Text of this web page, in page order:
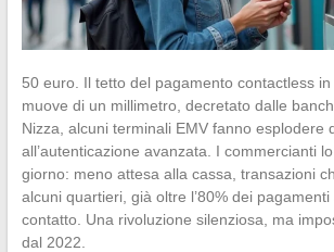
50 euro. Il tetto del pagamento contactless
muove di un millimetro, decretato dalle
Nizza, alcuni terminali EMV fanno esplodere
all’autenticazione avanzata. I commercianti
giorno: meno attesa alla cassa, transazioni
alcuni quartieri, già oltre l’80% dei
contatto. Una rivoluzione silenziosa, ma
dal 2022.